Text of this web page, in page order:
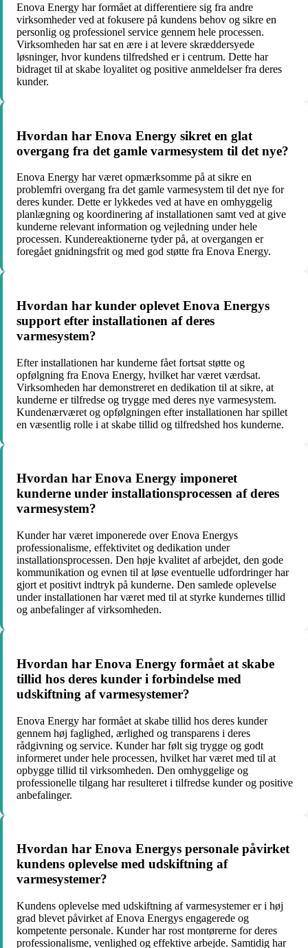
Enova Energy har formået at differentiere sig fra andre
virksomheder ved at fokusere på kundens behov og sikre en
personlig og professionel service gennem hele processen.
Virksomheden har sat en ære i at levere skræddersyede
løsninger, hvor kundens tilfredshed er i centrum. Dette har
bidraget til at skabe loyalitet og positive anmeldelser fra deres
kunder.
Hvordan har Enova Energy sikret en glat
overgang fra det gamle varmesystem til det nye?
Enova Energy har været opmærksomme på at sikre en
problemfri overgang fra det gamle varmesystem til det nye for
deres kunder. Dette er lykkedes ved at have en omhyggelig
planlægning og koordinering af installationen samt ved at give
kunderne relevant information og vejledning under hele
processen. Kundereaktionerne tyder på, at overgangen er
foregået gnidningsfrit og med god støtte fra Enova Energy.
Hvordan har kunder oplevet Enova Energys
support efter installationen af deres
varmesystem?
Efter installationen har kunderne fået fortsat støtte og
opfølgning fra Enova Energy, hvilket har været værdsat.
Virksomheden har demonstreret en dedikation til at sikre, at
kunderne er tilfredse og trygge med deres nye varmesystem.
Kundenærværet og opfølgningen efter installationen har spillet
en væsentlig rolle i at skabe tillid og tilfredshed hos kunderne.
Hvordan har Enova Energy imponeret
kunderne under installationsprocessen af deres
varmesystem?
Kunder har været imponerede over Enova Energys
professionalisme, effektivitet og dedikation under
installationsprocessen. Den høje kvalitet af arbejdet, den gode
kommunikation og evnen til at løse eventuelle udfordringer har
gjort et positivt indtryk på kunderne. Den samlede oplevelse
under installationen har været med til at styrke kundernes tillid
og anbefalinger af virksomheden.
Hvordan har Enova Energy formået at skabe
tillid hos deres kunder i forbindelse med
udskiftning af varmesystemer?
Enova Energy har formået at skabe tillid hos deres kunder
gennem høj faglighed, ærlighed og transparens i deres
rådgivning og service. Kunder har følt sig trygge og godt
informeret under hele processen, hvilket har været med til at
opbygge tillid til virksomheden. Den omhyggelige og
professionelle tilgang har resulteret i tilfredse kunder og positive
anbefalinger.
Hvordan har Enova Energys personale påvirket
kundens oplevelse med udskiftning af
varmesystemer?
Kundens oplevelse med udskiftning af varmesystemer er i høj
grad blevet påvirket af Enova Energys engagerede og
kompetente personale. Kunder har rost montørerne for deres
professionalisme, venlighed og effektive arbejde. Samtidig har